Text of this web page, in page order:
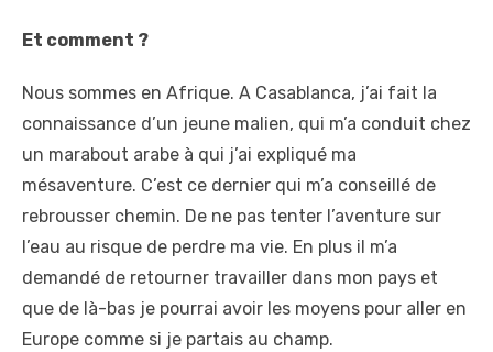
Et comment ?
Nous sommes en Afrique. A Casablanca, j’ai fait la
connaissance d’un jeune malien, qui m’a conduit chez
un marabout arabe à qui j’ai expliqué ma
mésaventure. C’est ce dernier qui m’a conseillé de
rebrousser chemin. De ne pas tenter l’aventure sur
l’eau au risque de perdre ma vie. En plus il m’a
demandé de retourner travailler dans mon pays et
que de là-bas je pourrai avoir les moyens pour aller en
Europe comme si je partais au champ.